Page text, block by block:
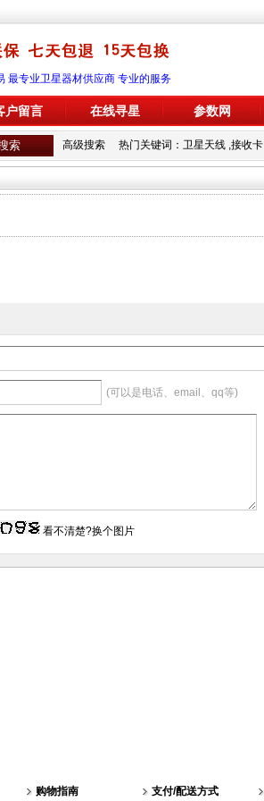
最专业卫星器材供应商 专业的服务
户留言 在线寻星 参数网
高级搜索 热门关键词： 卫星天线 ,接收卡
(可以是电话、email、qq等)
看不清楚?换个图片
购物指南 支付/配送方式